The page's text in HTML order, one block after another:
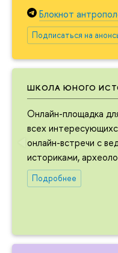
Блокнот
Подписаться на
ШКОЛА ЮНОГО
Онлайн-площадка
всех
онлайн-встречи с
историками,
Подробнее